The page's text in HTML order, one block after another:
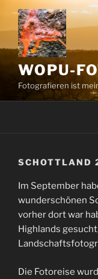
Zum
Inhalt
springen
WOPU-
Fotografieren ist
SCHOTTLAND
Im September
wunderschönen
vorher dort war
Highlands
Die Fotoreise